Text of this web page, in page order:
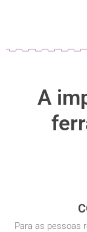
A
Para as pessoas